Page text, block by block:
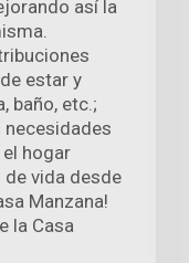
así la
estar y
baño, etc.;
hogar
de vida desde
Manzana!
la Casa